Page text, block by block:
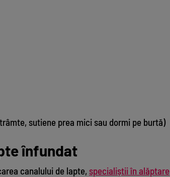
sutiene prea mici sau dormi pe burtă)
înfundat
canalului de lapte, specialiștii în alăptare